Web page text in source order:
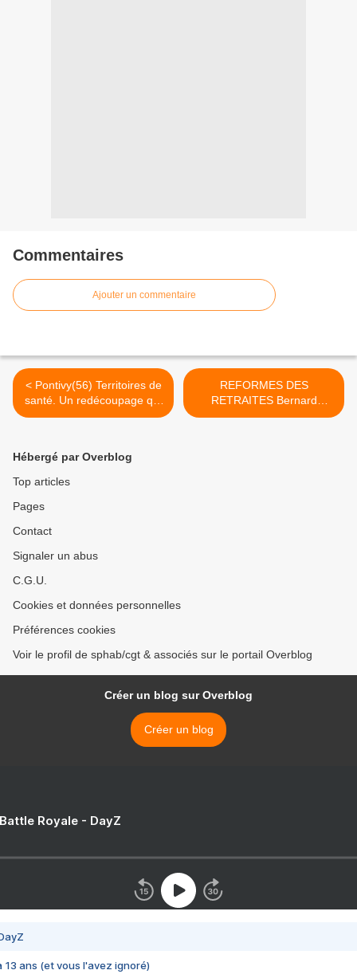
Commentaires
Ajouter un commentaire
< Pontivy(56) Territoires de
santé. Un redécoupage qui
inquiète
REFORMES DES
RETRAITES Bernard
Thibault : «Sarkozy sort ses
Hébergé par Overblog
Top articles
Pages
Contact
Signaler un abus
C.G.U.
Cookies et données personnelles
Préférences cookies
Voir le profil de sphab/cgt & associés sur le portail Overblog
Créer un blog sur Overblog
Créer un blog
Royale - DayZ
13 ans (et vous l'avez ignoré)